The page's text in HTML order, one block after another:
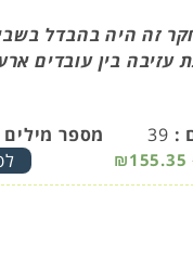
זה היה בהבדל
עזיבה בין עובדים
:
39 מספר מילים
₪155.35